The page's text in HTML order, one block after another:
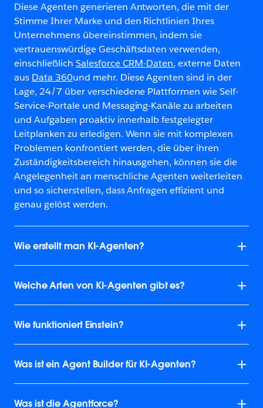
Diese Agenten generieren Antworten, die mit der
Stimme Ihrer Marke und den Richtlinien Ihres
Unternehmens übereinstimmen, indem sie
vertrauenswürdige Geschäftsdaten verwenden,
einschließlich Salesforce CRM-Daten, externe Daten
aus Data 360und mehr. Diese Agenten sind in der
Lage, 24/7 über verschiedene Plattformen wie Self-
Service-Portale und Messaging-Kanäle zu arbeiten
und Aufgaben proaktiv innerhalb festgelegter
Leitplanken zu erledigen. Wenn sie mit komplexen
Problemen konfrontiert werden, die über ihren
Zuständigkeitsbereich hinausgehen, können sie die
Angelegenheit an menschliche Agenten weiterleiten
und so sicherstellen, dass Anfragen effizient und
genau gelöst werden.
Wie erstellt man KI-Agenten?
Welche Arten von KI-Agenten gibt es?
Wie funktioniert Einstein?
Was ist ein Agent Builder für KI-Agenten?
Was ist die Agentforce?